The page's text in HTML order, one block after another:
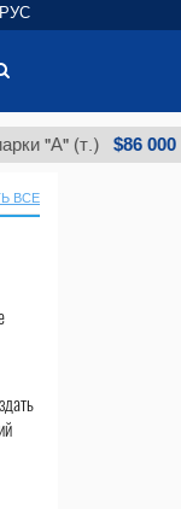
(т.) $86 000
ВСЕ
РУС